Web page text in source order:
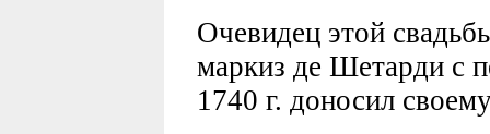
Очевидец этой
маркиз де Шетарди с
1740 г. доносил